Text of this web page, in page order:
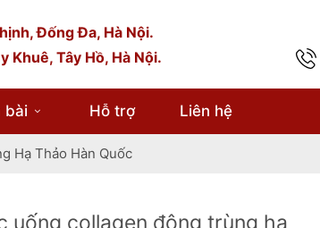
Đống Đa, Hà Nội.
Khuê, Tây Hồ, Hà Nội.
bài Hỗ trợ Liên hệ
Hạ Thảo Hàn Quốc
uống collagen đông trùng hạ
nước) (75,025%), Đường fructose (17%),
thấp chiết xuất từ cá (6,7%), chất điều chỉnh độ
Citric (INS 330) (0,6%), DL-Malic acid (INS 296)
lựu (0,3%), Hương nho tổng hợp (0,2%), Chất
Hyaluronic acid (0,02%).